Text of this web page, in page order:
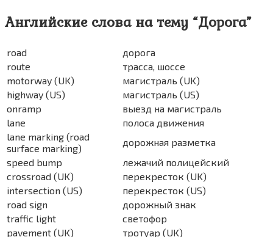
Английские слова на тему “Дорога”
road
дорога
route
трасса, шоссе
motorway (UK)
магистраль (UK)
highway (US)
магистраль (US)
onramp
выезд на магистраль
lane
полоса движения
lane marking (road
surface marking)
дорожная разметка
speed bump
лежачий полицейский
crossroad (UK)
перекресток (UK)
intersection (US)
перекресток (US)
road sign
дорожный знак
traffic light
светофор
pavement (UK)
тротуар (UK)